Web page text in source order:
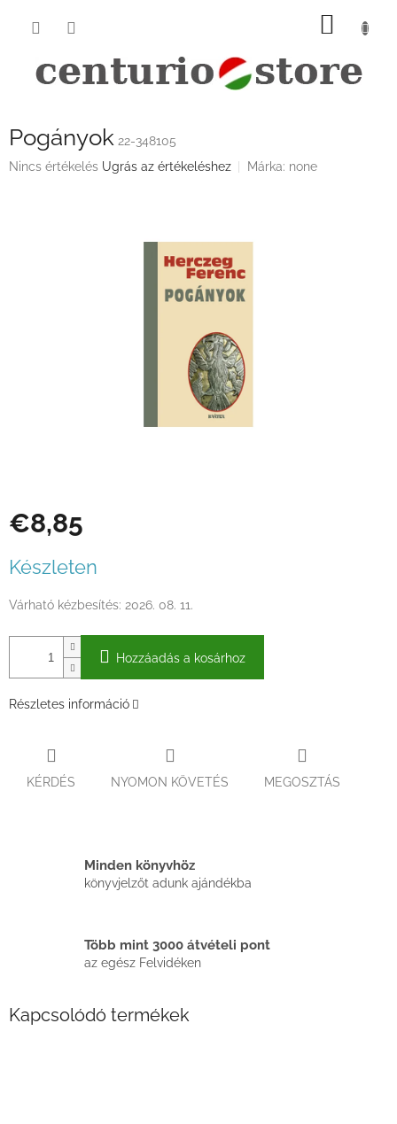
KOSÁR
Pogányok 22-348105
A
Nincs értékelés Ugrás az értékeléshez Márka: none
€8,85
Készleten
Várható kézbesítés: 2026. 08. 11.
Hozzáadás a kosárhoz
Részletes információ
KÉRDÉS NYOMON KÖVETÉS MEGOSZTÁS
Minden könyvhöz
könyvjelzőt adunk ajándékba
Több mint 3000 átvételi pont
az egész Felvidéken
Kapcsolódó termékek